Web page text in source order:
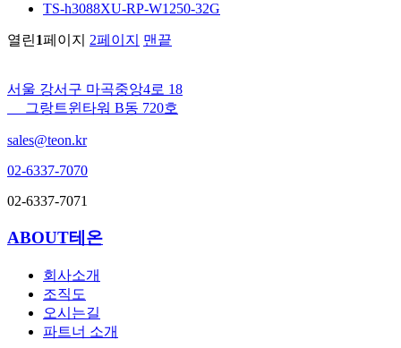
TS-h3088XU-RP-W1250-32G
열린1페이지 2페이지 맨끝
서울 강서구 마곡중앙4로 18
그랑트윈타워 B동 720호
sales@teon.kr
02-6337-7070
02-6337-7071
ABOUT테온
회사소개
조직도
오시는길
파트너 소개